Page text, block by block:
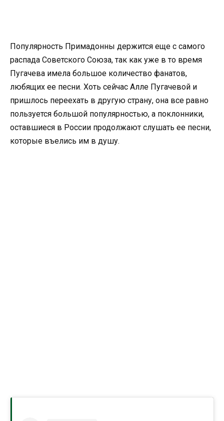
Популярность Примадонны держится еще с самого
распада Советского Союза, так как уже в то время
Пугачева имела большое количество фанатов,
любящих ее песни. Хоть сейчас Алле Пугачевой и
пришлось переехать в другую страну, она все равно
пользуется большой популярностью, а поклонники,
оставшиеся в России продолжают слушать ее песни,
которые въелись им в душу.